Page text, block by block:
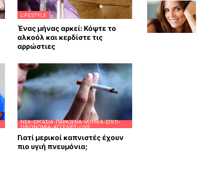
LIFESTYLE
Ένας μήνας αρκεί: Κόψτε το
αλκοόλ και κερδίστε τις
αρρώστιες
ΝΈΑ-ΕΡΓΑΣΊΑ-ΠΑΡΆΞΕΝΑ-ΙΑΤΡΙΚΆ-ΣΠΊΤΙ-
ΟΙΚΟΝΟΜΊΑ-ΑΓΓΕΛΊΕΣ-LIVE
Γιατί μερικοί καπνιστές έχουν
πιο υγιή πνευμόνια;